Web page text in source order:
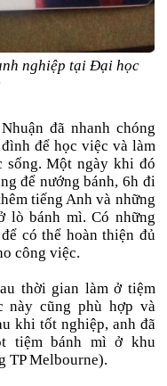
nghiệp tại Đại học
đã nhanh chóng
để học việc và làm
sống. Một ngày khi đó
để nướng bánh, 6h đi
tiếng Anh và những
lò bánh mì. Có những
có thể hoàn thiện đủ
công việc.
thời gian làm ở tiệm
này cũng phù hợp và
khi tốt nghiệp, anh đã
tiệm bánh mì ở khu
TP Melbourne).